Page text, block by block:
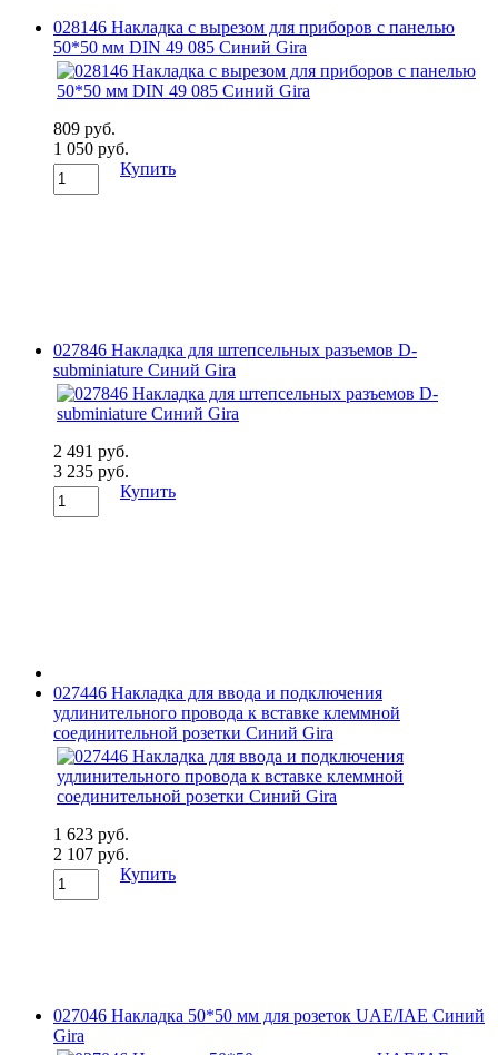
028146 Накладка с вырезом для приборов с панелью
50*50 мм DIN 49 085 Синий Gira
809 руб.
1 050 руб.
Купить
027846 Накладка для штепсельных разъемов D-
subminiature Синий Gira
2 491 руб.
3 235 руб.
Купить
027446 Накладка для ввода и подключения
удлинительного провода к вставке клеммной
соединительной розетки Синий Gira
1 623 руб.
2 107 руб.
Купить
027046 Накладка 50*50 мм для розеток UAE/IAE Синий
Gira